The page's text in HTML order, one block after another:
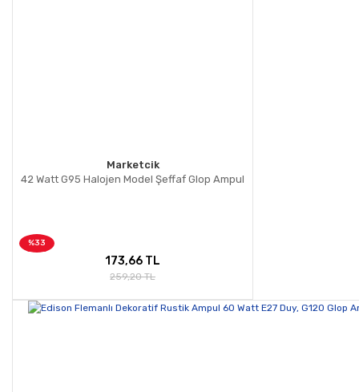
Marketcik
42 Watt G95 Halojen Model Şeffaf Glop Ampul
%33
173,66 TL
259,20 TL